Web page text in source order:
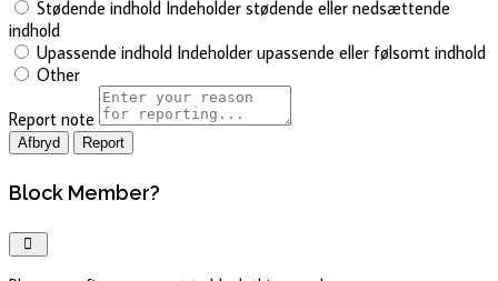
Stødende indhold Indeholder stødende eller nedsættende
indhold
Upassende indhold Indeholder upassende eller følsomt indhold
Other
Report note
Report
Block Member?